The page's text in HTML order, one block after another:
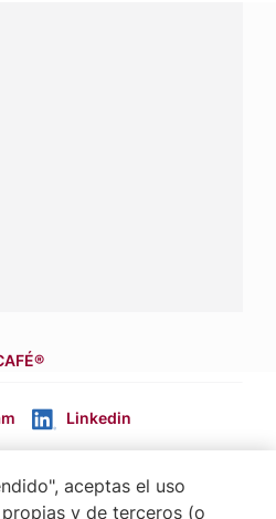
Linkedin
aceptas el uso
y de terceros (o